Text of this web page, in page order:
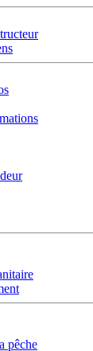
pêche